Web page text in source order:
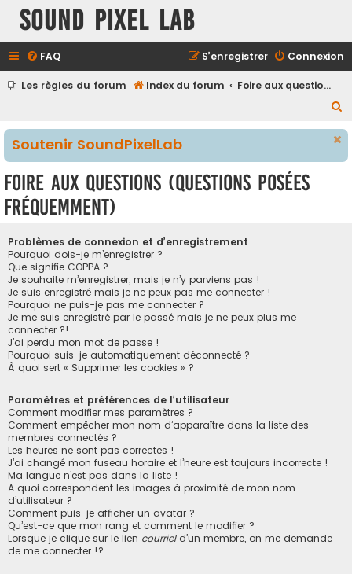
Sound Pixel Lab
FAQ Connexion
S’enregistrer
Les règles du forum Index du forum
Foire aux questions (Questions posées fréquemment)
e
Soutenir SoundPixelLab
Foire aux questions (Questions posées
fréquemment)
Problèmes de connexion et d’enregistrement
Pourquoi dois-je m’enregistrer ?
Que signifie COPPA ?
Je souhaite m’enregistrer, mais je n’y parviens pas !
Je suis enregistré mais je ne peux pas me connecter !
Pourquoi ne puis-je pas me connecter ?
Je me suis enregistré par le passé mais je ne peux plus me
connecter ?!
J’ai perdu mon mot de passe !
Pourquoi suis-je automatiquement déconnecté ?
À quoi sert « Supprimer les cookies » ?
Paramètres et préférences de l’utilisateur
Comment modifier mes paramètres ?
Comment empêcher mon nom d’apparaître dans la liste des
membres connectés ?
Les heures ne sont pas correctes !
J’ai changé mon fuseau horaire et l’heure est toujours incorrecte !
Ma langue n’est pas dans la liste !
A quoi correspondent les images à proximité de mon nom
d’utilisateur ?
Comment puis-je afficher un avatar ?
Qu’est-ce que mon rang et comment le modifier ?
Lorsque je clique sur le lien courrield’un membre, on me demande
de me connecter !?